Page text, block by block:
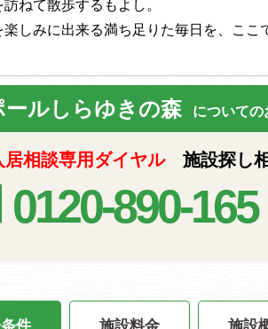
訪ねて散歩するもよし。
楽しみに出来る満ち足りた毎日を、ここ
ールしらゆきの森 についての
居相談専用ダイヤル施設探し相
0120-890-165